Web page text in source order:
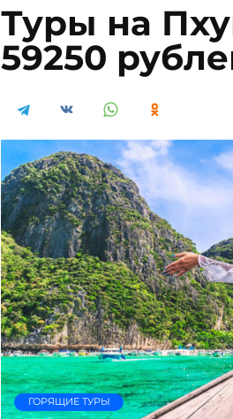
Туры на
59250
ГОРЯЩИЕ ТУРЫ